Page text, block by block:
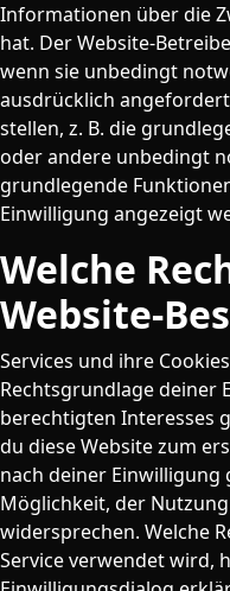
Informationen über die
hat. Der Website-
wenn sie unbedingt
ausdrücklich
stellen, z. B. die
oder andere unbedingt
grundlegende
Einwilligung angezeigt
Welche
Website-
Services und ihre
Rechtsgrundlage deiner
berechtigten Interesses
du diese Website zum
nach deiner
Möglichkeit, der
widersprechen. Welche
Service verwendet wird,